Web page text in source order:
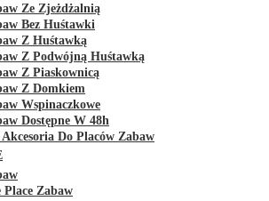
Ze Zjeżdżalnią
Bez Huśtawki
Z Huśtawką
Z Podwójną Huśtawką
Z Piaskownicą
Z Domkiem
Wspinaczkowe
Dostępne W 48h
Do Placów Zabaw
Place Zabaw